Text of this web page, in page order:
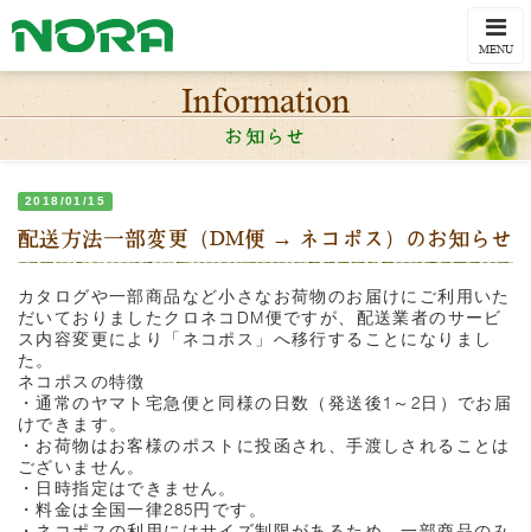
MENU
Information
お知らせ
2018/01/15
配送方法一部変更（DM便 → ネコポス）のお知らせ
カタログや一部商品など小さなお荷物のお届けにご利用いた
だいておりましたクロネコDM便ですが、配送業者のサービ
ス内容変更により「ネコポス」へ移行することになりまし
た。
ネコポスの特徴
・通常のヤマト宅急便と同様の日数（発送後1～2日）でお届
けできます。
・お荷物はお客様のポストに投函され、手渡しされることは
ございません。
・日時指定はできません。
・料金は全国一律285円です。